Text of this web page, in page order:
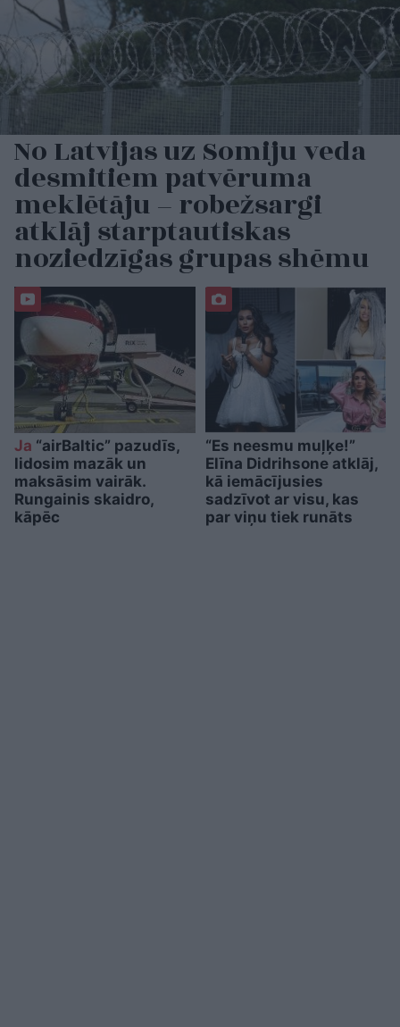
No Latvijas uz Somiju veda
desmitiem patvēruma
meklētāju – robežsargi
atklāj starptautiskas
noziedzīgas grupas shēmu
Ja “airBaltic” pazudīs,
lidosim mazāk un
maksāsim vairāk.
Rungainis skaidro,
kāpēc
“Es neesmu muļķe!”
Elīna Didrihsone atklāj,
kā iemācījusies
sadzīvot ar visu, kas
par viņu tiek runāts